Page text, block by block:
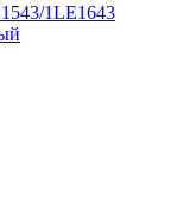
1LE1643